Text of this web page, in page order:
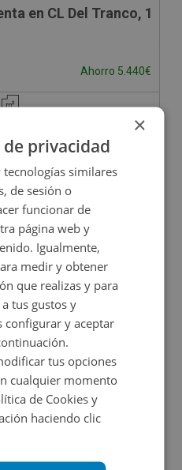
en CL Del Tranco, 1
Ahorro 5.440€
Ochoa 46, 03203 Elche/elx - Alicante
Impuestos no incluidos
m 2
×
privacidad
similares
de sesión o
funcionar de
página web y
Igualmente,
medir y obtener
que realizas y para
tus gustos y
configurar y aceptar
tus opciones
cualquier momento
de Cookies y
haciendo clic